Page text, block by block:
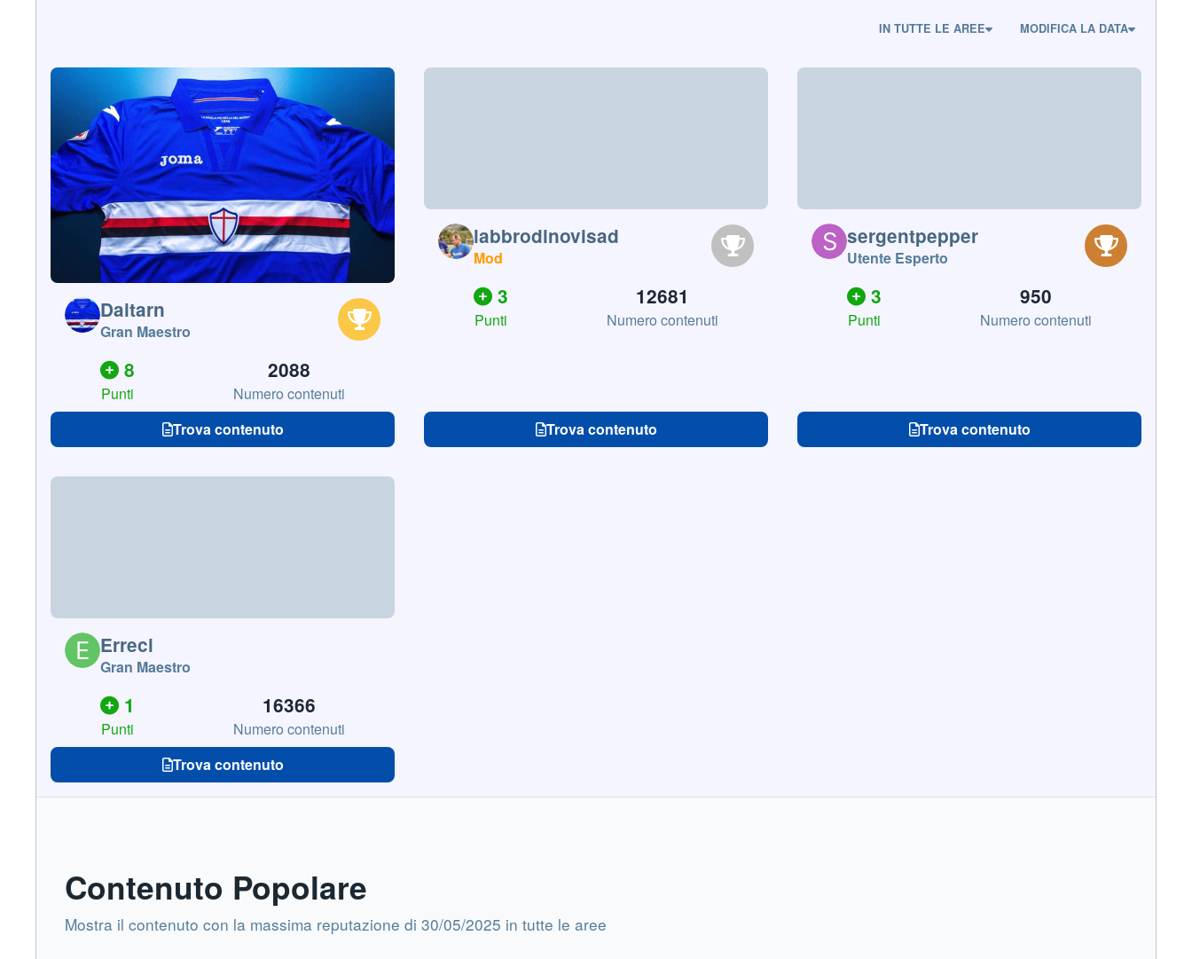
IN TUTTE LE AREE MODIFICA LA DATA
Daitarn
Gran Maestro
8
Punti
2088
Numero contenuti
Trova contenuto
labbrodinovisad
Mod
3
Punti
12681
Numero contenuti
Trova contenuto
sergentpepper
Utente Esperto
3
Punti
950
Numero contenuti
Trova contenuto
Erreci
Gran Maestro
1
Punti
16366
Numero contenuti
Trova contenuto
Contenuto Popolare
Mostra il contenuto con la massima reputazione di 30/05/2025 in tutte le aree